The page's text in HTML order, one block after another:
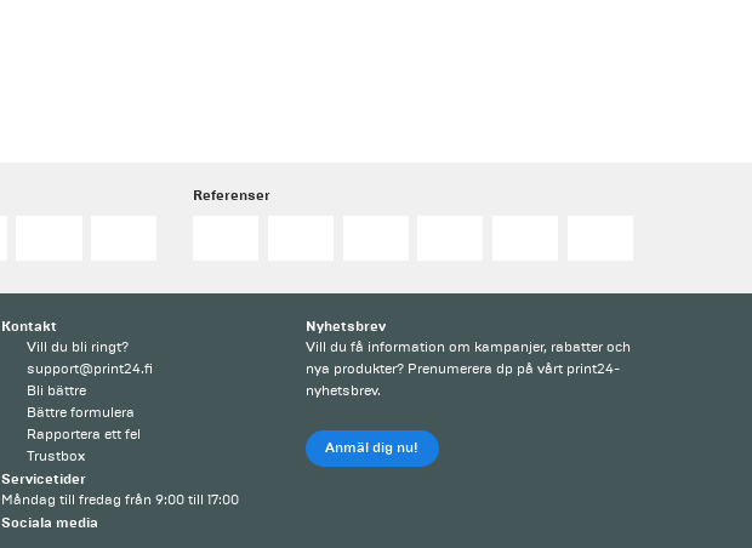
Referenser
Kontakt
Vill du bli ringt?
support@print24.fi
Bli bättre
Bättre formulera
Rapportera ett fel
Trustbox
Servicetider
Måndag till fredag ​​från 9:00 till 17:00
Sociala media
Nyhetsbrev
Vill du få information om kampanjer, rabatter och
nya produkter? Prenumerera dp på vårt print24-
nyhetsbrev.
Anmäl dig nu!